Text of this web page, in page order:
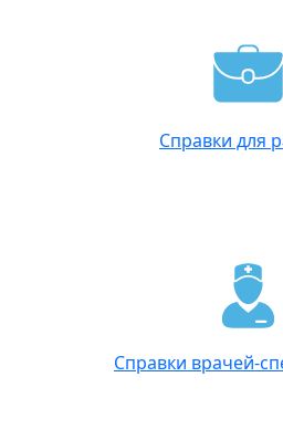
Справки для
Справки врачей-